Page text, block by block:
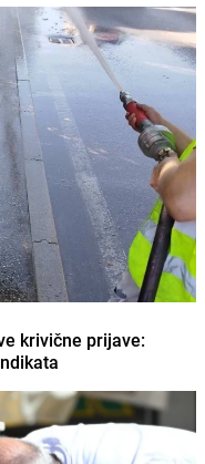
krivične prijave: